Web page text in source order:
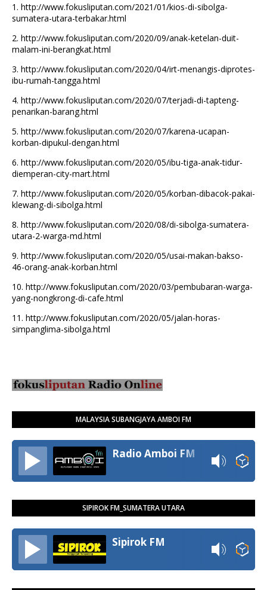
1. http://www.fokusliputan.com/2021/01/kios-di-sibolga-
sumatera-utara-terbakar.html
2. http://www.fokusliputan.com/2020/09/anak-ketelan-duit-
malam-ini-berangkat.html
3. http://www.fokusliputan.com/2020/04/irt-menangis-diprotes-
ibu-rumah-tangga.html
4. http://www.fokusliputan.com/2020/07/terjadi-di-tapteng-
penarikan-barang.html
5. http://www.fokusliputan.com/2020/07/karena-ucapan-
korban-dipukul-dengan.html
6. http://www.fokusliputan.com/2020/05/ibu-tiga-anak-tidur-
diemperan-city-mart.html
7. http://www.fokusliputan.com/2020/05/korban-dibacok-pakai-
klewang-di-sibolga.html
8. http://www.fokusliputan.com/2020/08/di-sibolga-sumatera-
utara-2-warga-md.html
9. http://www.fokusliputan.com/2020/05/usai-makan-bakso-
46-orang-anak-korban.html
10. http://www.fokusliputan.com/2020/03/pembubaran-warga-
yang-nongkrong-di-cafe.html
11. http://www.fokusliputan.com/2020/05/jalan-horas-
simpanglima-sibolga.html
MALAYSIA SUBANGJAYA AMBOI FM
Radio Amboi FM
SIPIROK FM_SUMATERA UTARA
Sipirok FM